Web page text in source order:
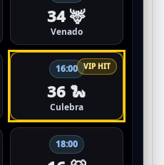
34 🦌
Venado
16:00
36 🐍
Culebra
18:00